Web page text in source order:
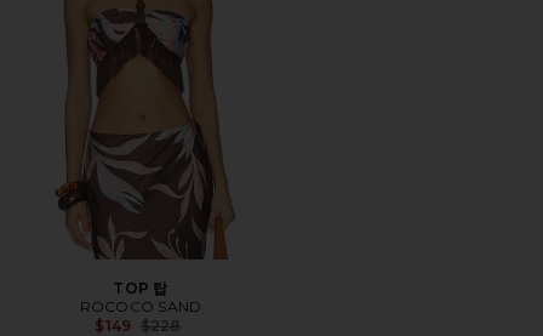
TOP 탑
ROCOCO SAND
$149 Previous price:
$228